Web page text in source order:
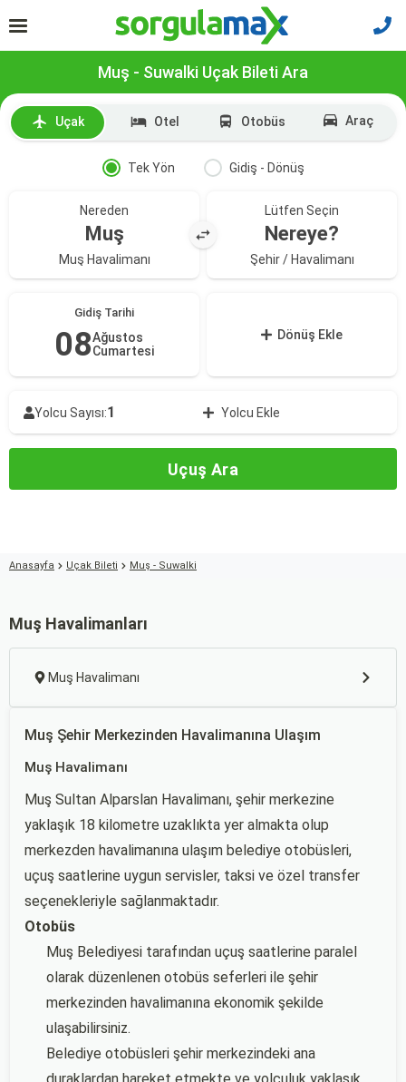
Muş - Suwalki Uçak Bileti Ara
Uçak Otel Otobüs Araç
Tek Yön Gidiş - Dönüş
Nereden
Muş
Muş Havalimanı
Lütfen Seçin
Nereye?
Şehir / Havalimanı
Gidiş Tarihi
08Ağustos
Cumartesi
Dönüş Ekle
Yolcu Sayısı:1 Yolcu Ekle
Uçuş Ara
Anasayfa Uçak Bileti Muş - Suwalki
Muş Havalimanları
Muş Havalimanı
Muş Şehir Merkezinden Havalimanına Ulaşım
Muş Havalimanı
Muş Sultan Alparslan Havalimanı, şehir merkezine
yaklaşık 18 kilometre uzaklıkta yer almakta olup
merkezden havalimanına ulaşım belediye otobüsleri,
uçuş saatlerine uygun servisler, taksi ve özel transfer
seçenekleriyle sağlanmaktadır.
Otobüs
Muş Belediyesi tarafından uçuş saatlerine paralel
olarak düzenlenen otobüs seferleri ile şehir
merkezinden havalimanına ekonomik şekilde
ulaşabilirsiniz.
Belediye otobüsleri şehir merkezindeki ana